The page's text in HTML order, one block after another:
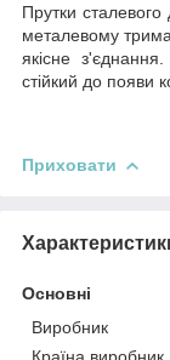
Прутки
металевому
якісне
стійкий до появи
Приховати
Основні
Виробник
Країна виробник